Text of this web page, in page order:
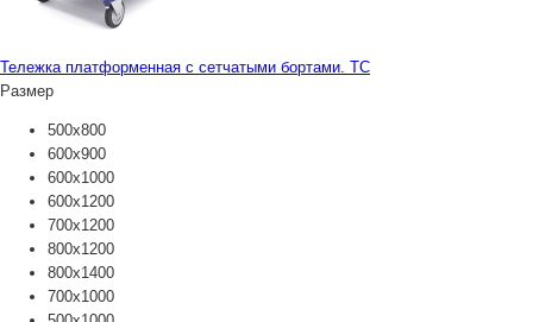
Тележка платформенная с сетчатыми бортами. ТС
Размер
500х800
600х900
600х1000
600х1200
700х1200
800х1200
800х1400
700х1000